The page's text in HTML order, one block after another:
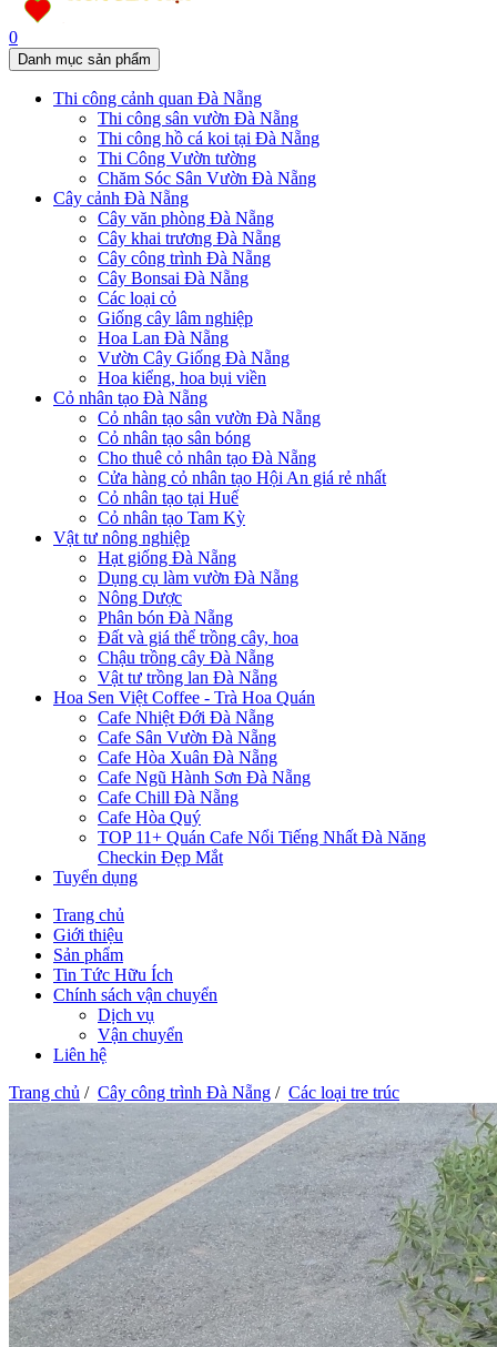
0
Danh mục sản phẩm
Thi công cảnh quan Đà Nẵng
Thi công sân vườn Đà Nẵng
Thi công hồ cá koi tại Đà Nẵng
Thi Công Vườn tường
Chăm Sóc Sân Vườn Đà Nẵng
Cây cảnh Đà Nẵng
Cây văn phòng Đà Nẵng
Cây khai trương Đà Nẵng
Cây công trình Đà Nẵng
Cây Bonsai Đà Nẵng
Các loại cỏ
Giống cây lâm nghiệp
Hoa Lan Đà Nẵng
Vườn Cây Giống Đà Nẵng
Hoa kiểng, hoa bụi viền
Cỏ nhân tạo Đà Nẵng
Cỏ nhân tạo sân vườn Đà Nẵng
Cỏ nhân tạo sân bóng
Cho thuê cỏ nhân tạo Đà Nẵng
Cửa hàng cỏ nhân tạo Hội An giá rẻ nhất
Cỏ nhân tạo tại Huế
Cỏ nhân tạo Tam Kỳ
Vật tư nông nghiệp
Hạt giống Đà Nẵng
Dụng cụ làm vườn Đà Nẵng
Nông Dược
Phân bón Đà Nẵng
Đất và giá thể trồng cây, hoa
Chậu trồng cây Đà Nẵng
Vật tư trồng lan Đà Nẵng
Hoa Sen Việt Coffee - Trà Hoa Quán
Cafe Nhiệt Đới Đà Nẵng
Cafe Sân Vườn Đà Nẵng
Cafe Hòa Xuân Đà Nẵng
Cafe Ngũ Hành Sơn Đà Nẵng
Cafe Chill Đà Nẵng
Cafe Hòa Quý
TOP 11+ Quán Cafe Nổi Tiếng Nhất Đà Năng
Checkin Đẹp Mắt
Tuyển dụng
Trang chủ
Giới thiệu
Sản phẩm
Tin Tức Hữu Ích
Chính sách vận chuyển
Dịch vụ
Vận chuyển
Liên hệ
Trang chủ / Cây công trình Đà Nẵng / Các loại tre trúc